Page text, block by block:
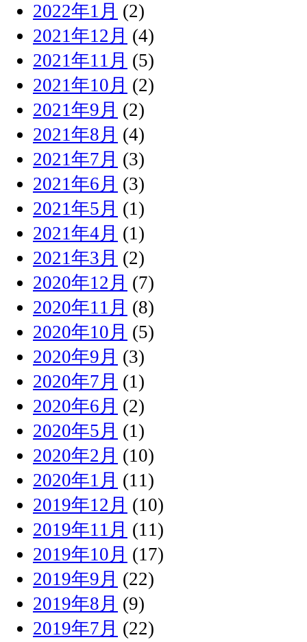
2022年1月 (2)
2021年12月 (4)
2021年11月 (5)
2021年10月 (2)
2021年9月 (2)
2021年8月 (4)
2021年7月 (3)
2021年6月 (3)
2021年5月 (1)
2021年4月 (1)
2021年3月 (2)
2020年12月 (7)
2020年11月 (8)
2020年10月 (5)
2020年9月 (3)
2020年7月 (1)
2020年6月 (2)
2020年5月 (1)
2020年2月 (10)
2020年1月 (11)
2019年12月 (10)
2019年11月 (11)
2019年10月 (17)
2019年9月 (22)
2019年8月 (9)
2019年7月 (22)